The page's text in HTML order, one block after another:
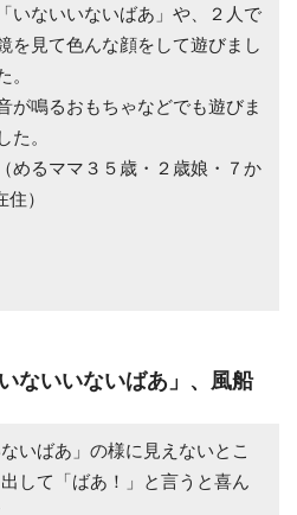
「いないいないばあ」や、２人で
を見て色んな顔をして遊びまし
。
が鳴るおもちゃなどでも遊びま
した。
（めるママ３５歳・２歳娘・７か
）
ないいないばあ」、風船
ないばあ」の様に見えないとこ
して「ばあ！」と言うと喜ん